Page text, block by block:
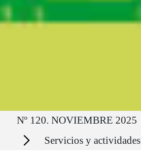
Ruta del sitio
Nº 120. NOVIEMBRE 2025
Secciones Servicios y actividades